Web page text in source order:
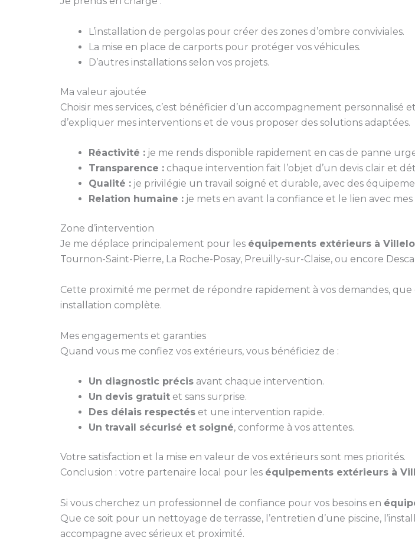
L’installation de pergolas pour créer des zones d’ombre conviviales.
La mise en place de carports pour protéger vos véhicules.
D’autres installations selon vos projets.
Ma valeur ajoutée
Choisir mes services, c’est bénéficier d’un accompagnement personnalisé
d’expliquer mes interventions et de vous proposer des solutions adaptées.
Réactivité : je me rends disponible rapidement en cas de panne
Transparence : chaque intervention fait l’objet d’un devis clair et
Qualité : je privilégie un travail soigné et durable, avec des
Relation humaine : je mets en avant la confiance et le lien avec
Zone d’intervention
Je me déplace principalement pour les équipements extérieurs à
Tournon-Saint-Pierre, La Roche-Posay, Preuilly-sur-Claise, ou encore
Cette proximité me permet de répondre rapidement à vos demandes,
installation complète.
Mes engagements et garanties
Quand vous me confiez vos extérieurs, vous bénéficiez de :
Un diagnostic précis avant chaque intervention.
Un devis gratuit et sans surprise.
Des délais respectés et une intervention rapide.
Un travail sécurisé et soigné, conforme à vos attentes.
Votre satisfaction et la mise en valeur de vos extérieurs sont mes priorités.
Conclusion : votre partenaire local pour les équipements extérieurs à
Si vous cherchez un professionnel de confiance pour vos besoins en
Que ce soit pour un nettoyage de terrasse, l’entretien d’une piscine,
accompagne avec sérieux et proximité.